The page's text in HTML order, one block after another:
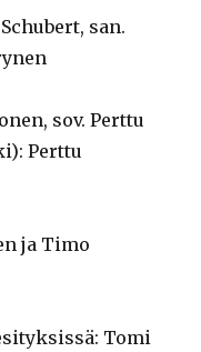
san.
sov. Perttu
Perttu
ja Timo
Tomi